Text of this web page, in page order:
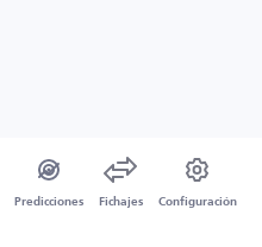
Predicciones Fichajes Configuración